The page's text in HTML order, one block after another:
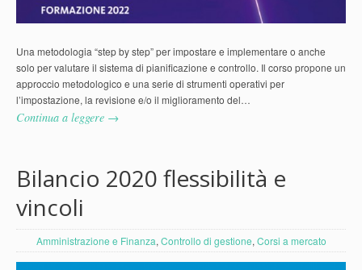
Una metodologia “step by step” per impostare e implementare o anche
solo per valutare il sistema di pianificazione e controllo. Il corso propone un
approccio metodologico e una serie di strumenti operativi per
l’impostazione, la revisione e/o il miglioramento del…
Continua a leggere →
Bilancio 2020 flessibilità e
vincoli
Amministrazione e Finanza, Controllo di gestione, Corsi a mercato